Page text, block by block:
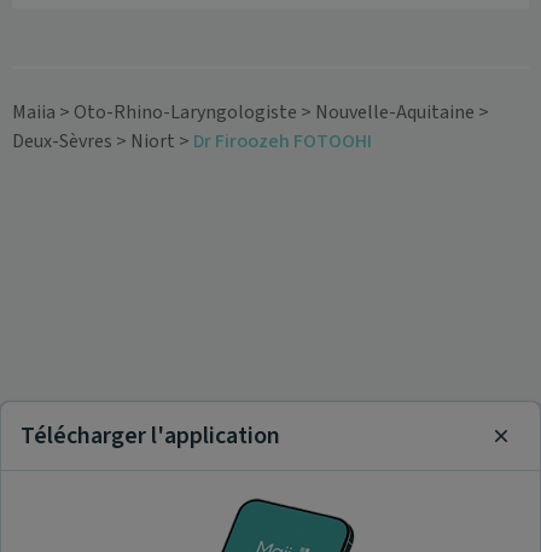
Maiia > Oto-Rhino-Laryngologiste > Nouvelle-Aquitaine >
Deux-Sèvres > Niort > Dr Firoozeh FOTOOHI
Télécharger l'application